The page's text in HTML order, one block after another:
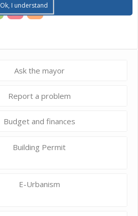
Ask the mayor
Report a problem
Budget and finances
Building Permit
E-Urbanism
Ok, I understand